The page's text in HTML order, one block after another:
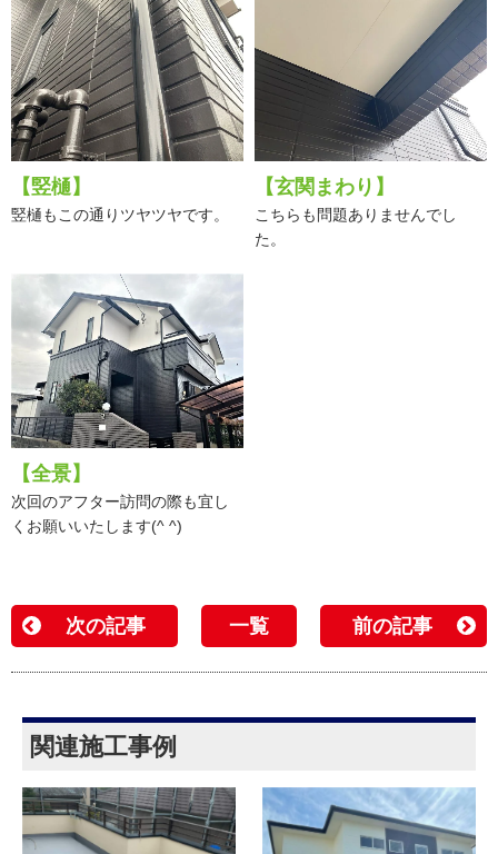
【竪樋】
竪樋もこの通りツヤツヤです。
【玄関まわり】
こちらも問題ありませんでし
た。
【全景】
次回のアフター訪問の際も宜し
くお願いいたします(^ ^)
次の記事 一覧 前の記事
関連施工事例